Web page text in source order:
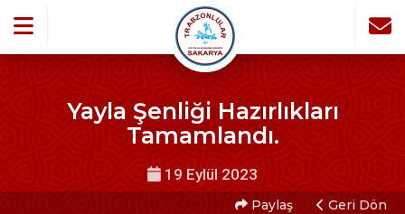
Yayla Şenliği Hazırlıkları
Tamamlandı.
19 Eylül 2023
Paylaş Geri Dön